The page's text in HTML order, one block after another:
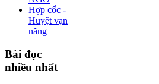
Hợp cốc -
Huyệt vạn
năng
Bài đọc
nhiều nhất